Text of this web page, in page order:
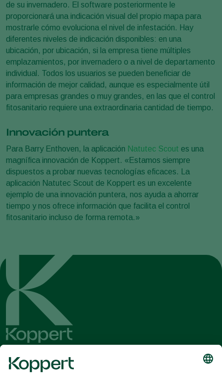
de su invernadero. El software posteriormente le
proporcionará una indicación visual del propio mapa para
mostrarle cómo evoluciona el nivel de infestación. Hay
diferentes niveles de indicación disponibles: en una
ubicación, por ubicación, si la empresa tiene múltiples
emplazamientos, por invernadero o a nivel de departamento
individual. Todos los usuarios se pueden beneficiar de
información de mejor calidad, aunque es especialmente útil
para empresas grandes o muy grandes, en las que el control
fitosanitario requiere una extraordinaria cantidad de tiempo.
Innovación puntera
Para Barry Enthoven, la aplicación Natutec Scout es una
magnífica innovación de Koppert. «Estamos siempre
dispuestos a probar nuevas tecnologías eficaces. La
aplicación Natutec Scout de Koppert es un excelente
ejemplo de una innovación puntera, nos ayuda a ahorrar
tiempo y nos ofrece información que facilita el control
fitosanitario incluso de forma remota.»